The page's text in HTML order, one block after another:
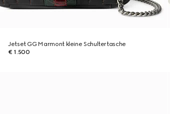
Jetset GG Marmont kleine Schultertasche
€ 1.500